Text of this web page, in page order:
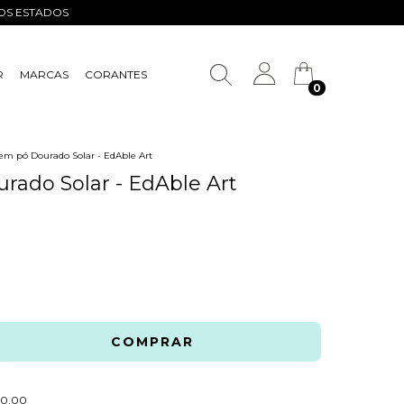
ESTADOS
MARCAS
CORANTES
0
pó Dourado Solar - EdAble Art
Solar - EdAble Art